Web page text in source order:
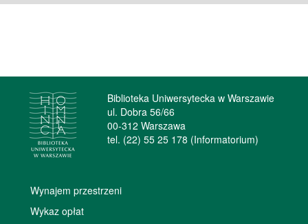
Biblioteka Uniwersytecka w Warszawie
ul. Dobra 56/66
00-312 Warszawa
tel. (22) 55 25 178 (Informatorium)
Wynajem przestrzeni
Wykaz opłat